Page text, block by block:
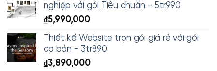
nghiệp với gói Tiêu chuẩn - 5tr990
₫5,990,000
Thiết kế Website trọn gói giá rẻ với gói
cơ bản - 3tr890
₫3,890,000